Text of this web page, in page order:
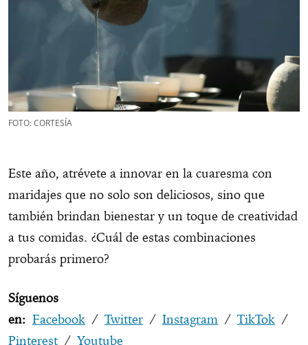
FOTO: CORTESÍA
Este año, atrévete a innovar en la cuaresma con
maridajes que no solo son deliciosos, sino que
también brindan bienestar y un toque de creatividad
a tus comidas. ¿Cuál de estas combinaciones
probarás primero?
Síguenos
en: Facebook / Twitter / Instagram / TikTok /
Pinterest / Youtube